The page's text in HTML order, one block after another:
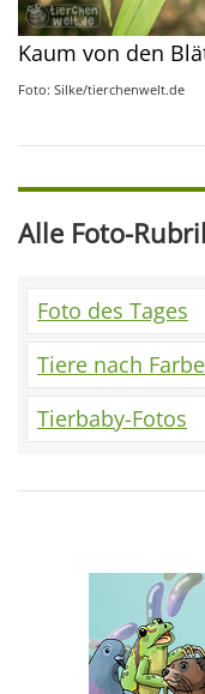
Kaum von den
Foto: Silke/tierchenwelt.de
Alle Foto-
Foto des Tages
Tiere nach
Tierbaby-Fotos